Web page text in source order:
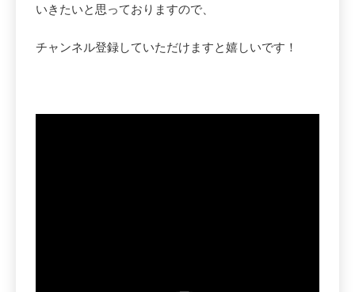
いきたいと思っておりますので、
チャンネル登録していただけますと嬉しいです！